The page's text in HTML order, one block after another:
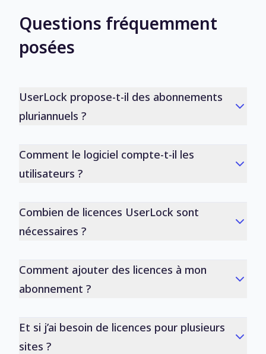
Questions fréquemment
posées
UserLock propose-t-il des abonnements
pluriannuels ?
Comment le logiciel compte-t-il les
utilisateurs ?
Combien de licences UserLock sont
nécessaires ?
Comment ajouter des licences à mon
abonnement ?
Et si j’ai besoin de licences pour plusieurs
sites ?